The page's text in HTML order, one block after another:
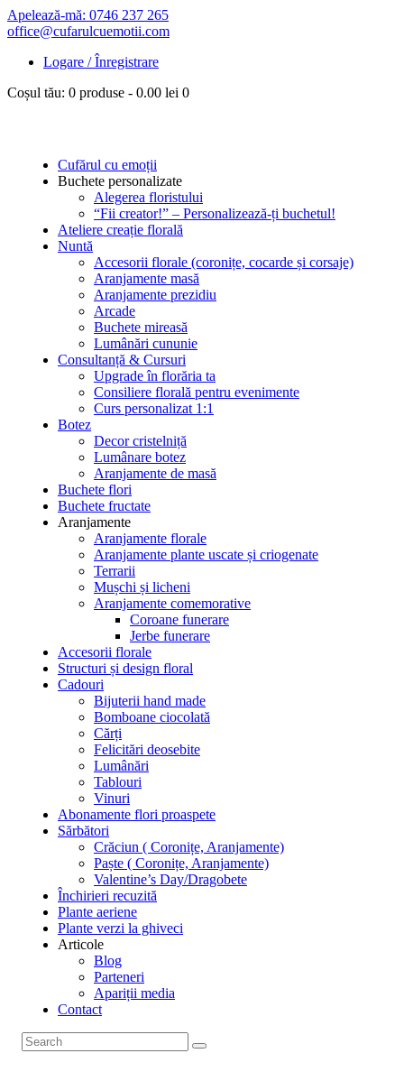
Apelează-mă: 0746 237 265
office@cufarulcuemotii.com
Logare / Înregistrare
Coșul tău: 0 produse - 0.00 lei 0
Cufărul cu emoții
Buchete personalizate
Alegerea floristului
“Fii creator!” – Personalizează-ți buchetul!
Ateliere creație florală
Nuntă
Accesorii florale (coronițe, cocarde și corsaje)
Aranjamente masă
Aranjamente prezidiu
Arcade
Buchete mireasă
Lumânări cununie
Consultanță & Cursuri
Upgrade în florăria ta
Consiliere florală pentru evenimente
Curs personalizat 1:1
Botez
Decor cristelniță
Lumânare botez
Aranjamente de masă
Buchete flori
Buchete fructate
Aranjamente
Aranjamente florale
Aranjamente plante uscate și criogenate
Terrarii
Mușchi și licheni
Aranjamente comemorative
Coroane funerare
Jerbe funerare
Accesorii florale
Structuri și design floral
Cadouri
Bijuterii hand made
Bomboane ciocolată
Cărți
Felicitări deosebite
Lumânări
Tablouri
Vinuri
Abonamente flori proaspete
Sărbători
Crăciun ( Coronițe, Aranjamente)
Paște ( Coronițe, Aranjamente)
Valentine’s Day/Dragobete
Închirieri recuzită
Plante aeriene
Plante verzi la ghiveci
Articole
Blog
Parteneri
Apariții media
Contact